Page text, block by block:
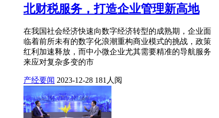
北财税服务，打造企业管理新高地
在我国社会经济快速向数字经济转型的成熟期，企业面
临着前所未有的数字化浪潮重构商业模式的挑战，政策
红利加速释放，而中小微企业尤其需要精准的导航服务
来应对复杂多变的市
产经要闻 2023-12-28 181人阅